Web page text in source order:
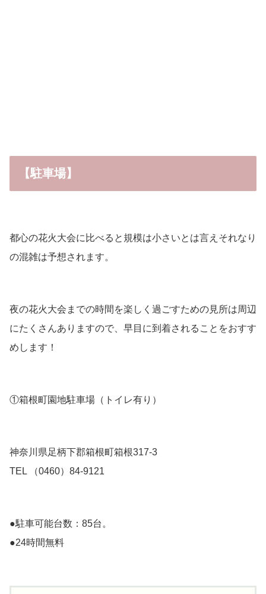
【駐車場】
都心の花火大会に比べると規模は小さいとは言えそれなり
の混雑は予想されます。
夜の花火大会までの時間を楽しく過ごすための見所は周辺
にたくさんありますので、早目に到着されることをおすす
めします！
①箱根町園地駐車場（トイレ有り）
神奈川県足柄下郡箱根町箱根317-3
TEL （0460）84-9121
●駐車可能台数：85台。
●24時間無料